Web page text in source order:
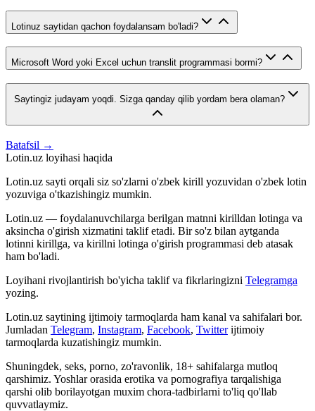
Lotinuz saytidan qachon foydalansam bo'ladi?
Microsoft Word yoki Excel uchun translit programmasi bormi?
Saytingiz judayam yoqdi. Sizga qanday qilib yordam bera olaman?
Batafsil →
Lotin.uz loyihasi haqida
Lotin.uz sayti orqali siz so'zlarni o'zbek kirill yozuvidan o'zbek lotin
yozuviga o'tkazishingiz mumkin.
Lotin.uz — foydalanuvchilarga berilgan matnni kirilldan lotinga va
aksincha o'girish xizmatini taklif etadi. Bir so'z bilan aytganda
lotinni kirillga, va kirillni lotinga o'girish programmasi deb atasak
ham bo'ladi.
Loyihani rivojlantirish bo'yicha taklif va fikrlaringizni Telegramga
yozing.
Lotin.uz saytining ijtimoiy tarmoqlarda ham kanal va sahifalari bor.
Jumladan Telegram, Instagram, Facebook, Twitter ijtimoiy
tarmoqlarda kuzatishingiz mumkin.
Shuningdek, seks, porno, zo'ravonlik, 18+ sahifalarga mutloq
qarshimiz. Yoshlar orasida erotika va pornografiya tarqalishiga
qarshi olib borilayotgan muxim chora-tadbirlarni to'liq qo'llab
quvvatlaymiz.